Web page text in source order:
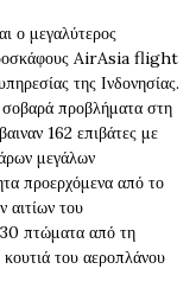
ο μεγαλύτερος
AirAsia flight
της Ινδονησίας.
προβλήματα στη
162 επιβάτες με
μεγάλων
προερχόμενα από το
αιτίων του
30 πτώματα από τη
του αεροπλάνου